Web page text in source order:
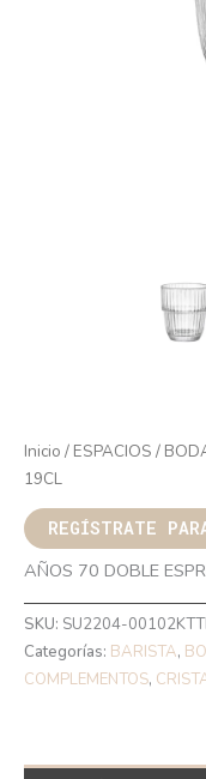
Inicio / ESPACIOS /
19CL
REGÍSTRATE
AÑOS 70 DOBLE
SKU: SU2204-
Categorías: BARISTA,
COMPLEMENTOS,